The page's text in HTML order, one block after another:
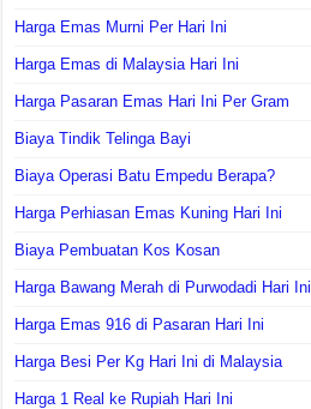
Harga Emas Murni Per Hari Ini
Harga Emas di Malaysia Hari Ini
Harga Pasaran Emas Hari Ini Per Gram
Biaya Tindik Telinga Bayi
Biaya Operasi Batu Empedu Berapa?
Harga Perhiasan Emas Kuning Hari Ini
Biaya Pembuatan Kos Kosan
Harga Bawang Merah di Purwodadi Hari Ini
Harga Emas 916 di Pasaran Hari Ini
Harga Besi Per Kg Hari Ini di Malaysia
Harga 1 Real ke Rupiah Hari Ini